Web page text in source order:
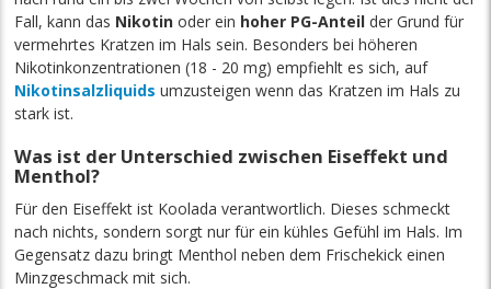
Fall, kann das Nikotin oder ein hoher PG-Anteil der Grund für
vermehrtes Kratzen im Hals sein. Besonders bei höheren
Nikotinkonzentrationen (18 - 20 mg) empfiehlt es sich, auf
Nikotinsalzliquids umzusteigen wenn das Kratzen im Hals zu
stark ist.
Was ist der Unterschied zwischen Eiseffekt und
Menthol?
Für den Eiseffekt ist Koolada verantwortlich. Dieses schmeckt
nach nichts, sondern sorgt nur für ein kühles Gefühl im Hals. Im
Gegensatz dazu bringt Menthol neben dem Frischekick einen
Minzgeschmack mit sich.